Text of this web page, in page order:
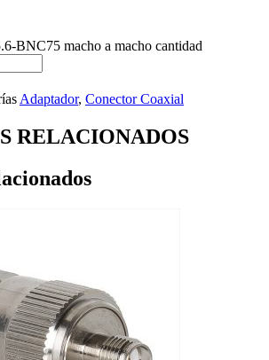
BNC75 macho a macho cantidad
Adaptador, Conector Coaxial
RELACIONADOS